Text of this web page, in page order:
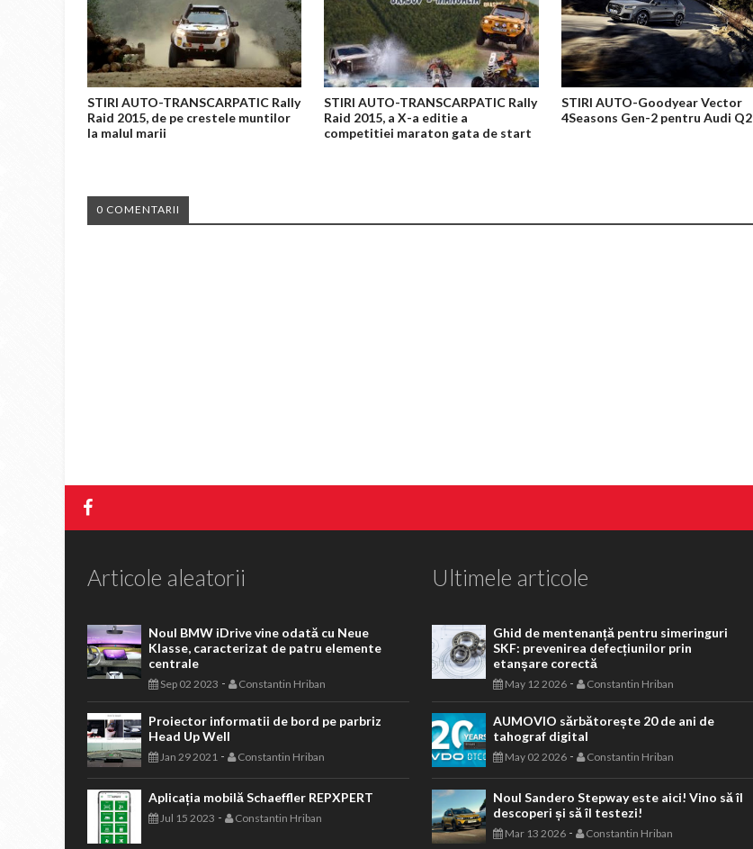
STIRI AUTO-TRANSCARPATIC Rally
Raid 2015, de pe crestele muntilor
la malul marii
STIRI AUTO-TRANSCARPATIC Rally
Raid 2015, a X-a editie a
competitiei maraton gata de start
STIRI AUTO-Goodyear Vector
4Seasons Gen-2 pentru Audi Q2
0 COMENTARII
Articole aleatorii
Noul BMW iDrive vine odată cu Neue
Klasse, caracterizat de patru elemente
centrale
Sep 02 2023 - Constantin Hriban
Proiector informatii de bord pe parbriz
Head Up Well
Jan 29 2021 - Constantin Hriban
Aplicația mobilă Schaeffler REPXPERT
Jul 15 2023 - Constantin Hriban
Ultimele articole
Ghid de mentenanță pentru simeringuri
SKF: prevenirea defecțiunilor prin
etanșare corectă
May 12 2026 - Constantin Hriban
AUMOVIO sărbătorește 20 de ani de
tahograf digital
May 02 2026 - Constantin Hriban
Noul Sandero Stepway este aici! Vino să îl
descoperi și să îl testezi!
Mar 13 2026 - Constantin Hriban